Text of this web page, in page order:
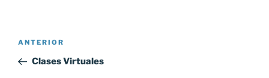
Navegación
entradas
Entrada
anterior:
ANTERIOR
Clases Virtuales